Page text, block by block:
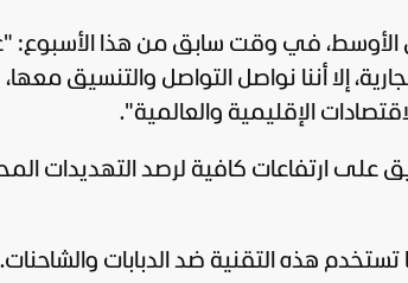
الأوسط، في وقت سابق من هذا الأسبوع:
إلا أننا نواصل التواصل والتنسيق
الإقليمية والعالمية".
على ارتفاعات كافية لرصد التهديدات
هذه التقنية ضد الدبابات والشاحنات.